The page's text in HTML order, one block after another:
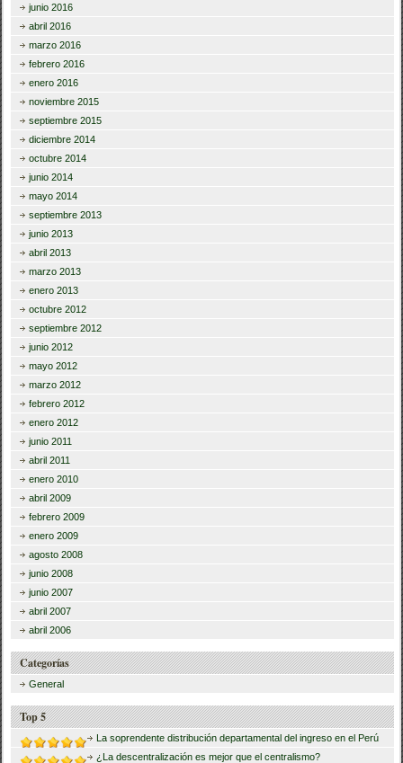
junio 2016
abril 2016
marzo 2016
febrero 2016
enero 2016
noviembre 2015
septiembre 2015
diciembre 2014
octubre 2014
junio 2014
mayo 2014
septiembre 2013
junio 2013
abril 2013
marzo 2013
enero 2013
octubre 2012
septiembre 2012
junio 2012
mayo 2012
marzo 2012
febrero 2012
enero 2012
junio 2011
abril 2011
enero 2010
abril 2009
febrero 2009
enero 2009
agosto 2008
junio 2008
junio 2007
abril 2007
abril 2006
Categorías
General
Top 5
La soprendente distribución departamental del ingreso en el Perú
¿La descentralización es mejor que el centralismo?